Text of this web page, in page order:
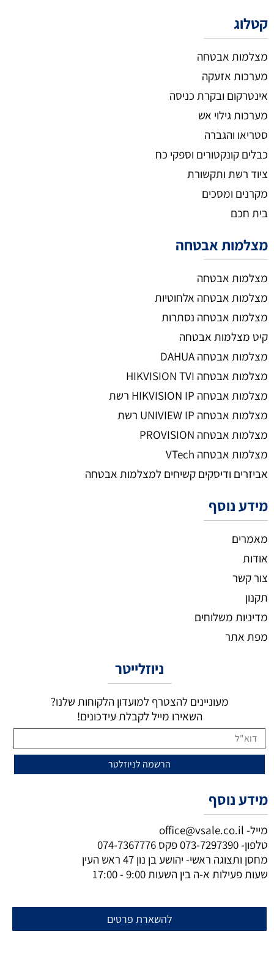
קטלוג
מצלמות אבטחה
מערכות אזעקה
אינטרקום ובקרת כניסה
מערכות גילוי אש
סטריאו והגברה
כבלים קונקטורים וספקי כח
ציוד רשת ותקשורת
מקרנים ומסכים
בית חכם
מצלמות אבטחה
מצלמות אבטחה
מצלמות אבטחה אלחוטיות
מצלמות אבטחה נסתרות
קיט מצלמות אבטחה
מצלמות אבטחה DAHUA
מצלמות אבטחה HIKVISION TVI
מצלמות אבטחה HIKVISION IP רשת
מצלמות אבטחה UNIVIEW IP רשת
מצלמות אבטחה PROVISION
מצלמות אבטחה VTech
אביזרים ודיסקים קשיחים למצלמות אבטחה
מידע נוסף
מאמרים
אודות
צור קשר
תקנון
מדיניות משלוחים
מפת אתר
ניוזלייטר
מעוניינים להצטרף למועדון הלקוחות שלנו?
השאירו מייל לקבלת עידכונים!
מידע נוסף
מייל- office@vsale.co.il
טלפון-073-7297390פקס 074-7367776
מחסן ותצוגה ראשי- יהושע בן נון 47 ראש העין
שעות פעילות א-ה בין השעות 9:00 - 17:00
להשארת פרטים